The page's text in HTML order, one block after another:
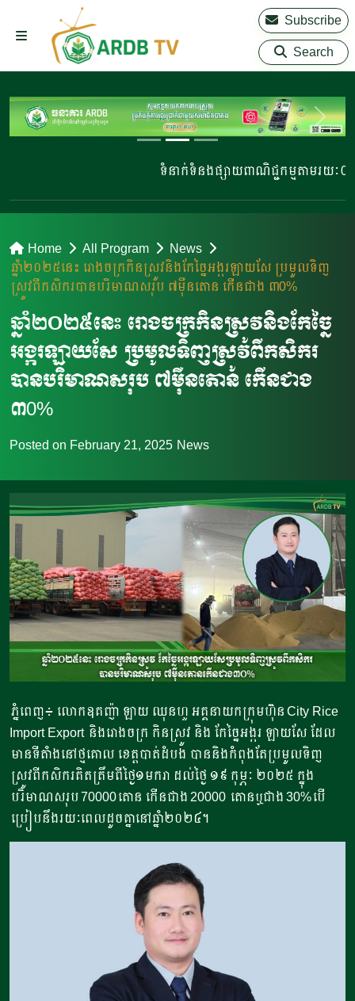
Subscribe
Search
ទំនាក់ទំនងផ្សាយពាណិជ្ជកម្មតាមរយៈ 023
Home All Program
News
ឆ្នាំ២០២៥នេះ រោងចក្រកិនស្រូវនិងកែច្នៃអង្ករឡាយសែ ប្រមូលទិញ
ស្រូវពីកសិករបានបរិមាណសរុប ៧ម៉ឺនតោន កើនជាង ៣0%
ឆ្នាំ២០២៥នេះ រោងចក្រកិនស្រូវនិងកែច្នៃ
អង្ករឡាយសែ ប្រមូលទិញស្រូវពីកសិករ
បានបរិមាណសរុប ៧ម៉ឺនតោន កើនជាង
៣0%
Posted on February 21, 2025 News
ភ្នំពេញ៖ លោកឧគញ៉ា ឡាយ ឈុនហួ អគ្គនាយកក្រុមហ៊ុន City Rice
Import Export និងរោងចក្រ កិនស្រូវ និង កែច្នៃអង្ករ ឡាយសែ ដែល
មានទីតាំងនៅថ្មគោល ខេត្តបាត់ដំបង បាននិងកំពុងតែប្រមូលទិញ
ស្រូវពីកសិករគិតត្រឹមពីថ្ងៃ១មករា ដល់ថ្ងៃ ១៩ កុម្ភៈ ២០២៥ ក្នុង
បរិមាណសរុប 70000តោន កើនជាង 20000 តោនឬជាង 30%បើ
ប្រៀបនឹងរយៈពេលដូចគ្នានៅឆ្នាំ២០២៤។